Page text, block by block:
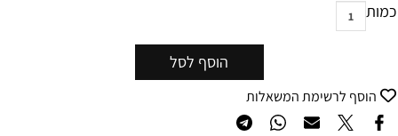
כמות
הוסף לסל
הוסף לרשימת המשאלות